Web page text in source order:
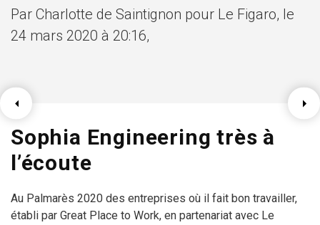
Par Charlotte de Saintignon pour Le Figaro, le
24 mars 2020 à 20:16,
Sophia Engineering très à
l’écoute
Au Palmarès 2020 des entreprises où il fait bon travailler,
établi par Great Place to Work, en partenariat avec Le